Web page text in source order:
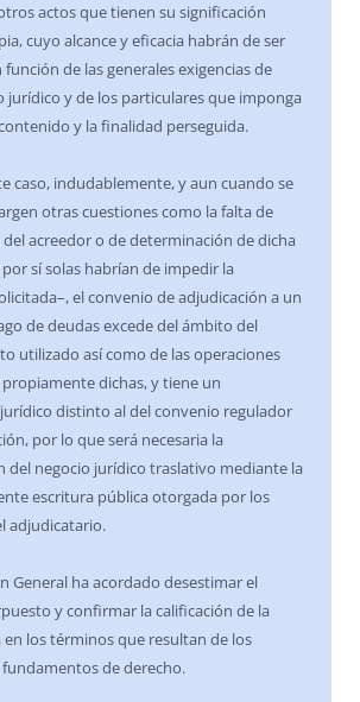
actos que tienen su significación
cuyo alcance y eficacia habrán de ser
de las generales exigencias de
jurídico y de los particulares que imponga
y la finalidad perseguida.
caso, indudablemente, y aun cuando se
otras cuestiones como la falta de
acreedor o de determinación de dicha
sí solas habrían de impedir la
el convenio de adjudicación a un
de deudas excede del ámbito del
utilizado así como de las operaciones
dichas, y tiene un
distinto al del convenio regulador
por lo que será necesaria la
del negocio jurídico traslativo mediante la
escritura pública otorgada por los
adjudicatario.
General ha acordado desestimar el
y confirmar la calificación de la
en los términos que resultan de los
de derecho.